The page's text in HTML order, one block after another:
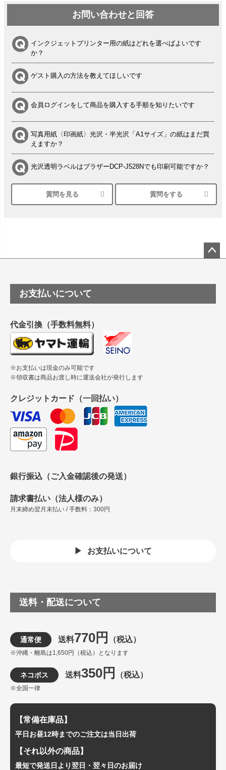
お問い合わせと回答
インクジェットプリンター用の紙はどれを選べばよいです
か？
ゲスト購入の方法を教えてほしいです
会員ログインをして商品を購入する手順を知りたいです
写真用紙〈印画紙〉光沢・半光沢「A1サイズ」の紙はまだ買
えますか？
光沢透明ラベルはブラザーDCP-J528Nでも印刷可能ですか？
シルバーペーパーにEPSON EP-30VAで印刷するときの設定
は？
塩ビのロール紙で離型紙が透明の商品はありますか
つや消し半透明ラベルのロールタイプはありますか？
縦420mm×横650mmの包装紙に適した紙はありますか？
質問を見る 質問をする
ップ
お支払いについて
代金引換（手数料無料）
※お支払いは現金のみ可能です
※領収書は商品お渡し時に運送会社が発行します
クレジットカード（一回払い）
銀行振込（ご入金確認後の発送）
請求書払い（法人様のみ）
月末締め翌月末払い / 手数料：300円
お支払いについて
送料・配送について
通常便 送料770円 （税込）
※沖縄・離島は1,650円（税込）となります
ネコポス 送料350円 （税込）
※全国一律
【常備在庫品】
平日お昼12時までのご注文は当日出荷
【それ以外の商品】
最短で発送日より翌日・翌々日のお届け